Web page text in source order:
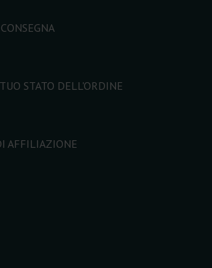
STATO DELL'ORDINE
AFFILIAZIONE